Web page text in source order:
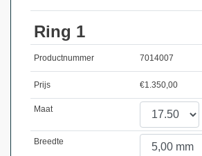
Ring 1
Productnummer 7014007
Prijs €1.350,00
Maat
Breedte